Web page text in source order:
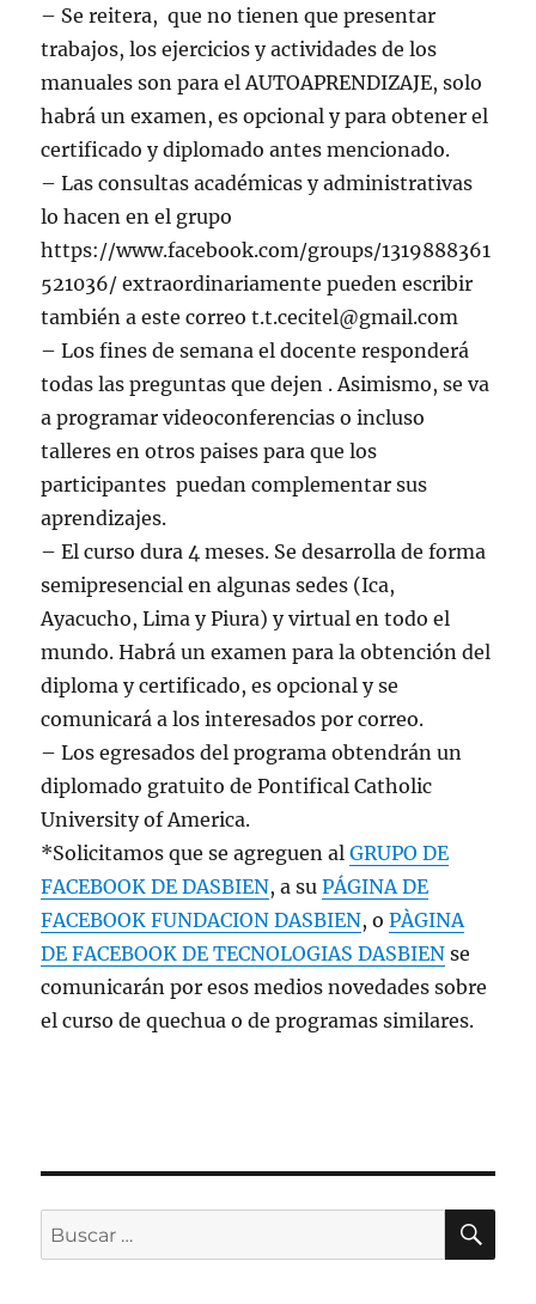
– Se reitera, que no tienen que presentar
trabajos, los ejercicios y actividades de los
manuales son para el AUTOAPRENDIZAJE, solo
habrá un examen, es opcional y para obtener el
certificado y diplomado antes mencionado.
– Las consultas académicas y administrativas
lo hacen en el grupo
https://www.facebook.com/groups/1319888361
521036/ extraordinariamente pueden escribir
también a este correo t.t.cecitel@gmail.com
– Los fines de semana el docente responderá
todas las preguntas que dejen . Asimismo, se va
a programar videoconferencias o incluso
talleres en otros paises para que los
participantes puedan complementar sus
aprendizajes.
– El curso dura 4 meses. Se desarrolla de forma
semipresencial en algunas sedes (Ica,
Ayacucho, Lima y Piura) y virtual en todo el
mundo. Habrá un examen para la obtención del
diploma y certificado, es opcional y se
comunicará a los interesados por correo.
– Los egresados del programa obtendrán un
diplomado gratuito de Pontifical Catholic
University of America.
*Solicitamos que se agreguen alGRUPO DE
FACEBOOK DE DASBIEN, a suPÁGINA DE
FACEBOOK FUNDACION DASBIEN, oPÀGINA
DE FACEBOOK DE TECNOLOGIAS DASBIEN se
comunicarán por esos medios novedades sobre
el curso de quechua o de programas similares.
Buscar
por: